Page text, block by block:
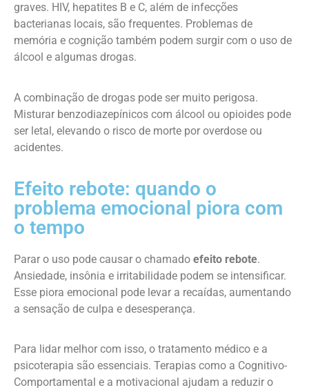
graves. HIV, hepatites B e C, além de infecções
bacterianas locais, são frequentes. Problemas de
memória e cognição também podem surgir com o uso de
álcool e algumas drogas.
A combinação de drogas pode ser muito perigosa.
Misturar benzodiazepínicos com álcool ou opioides pode
ser letal, elevando o risco de morte por overdose ou
acidentes.
Efeito rebote: quando o
problema emocional piora com
o tempo
Parar o uso pode causar o chamado efeito rebote.
Ansiedade, insônia e irritabilidade podem se intensificar.
Esse piora emocional pode levar a recaídas, aumentando
a sensação de culpa e desesperança.
Para lidar melhor com isso, o tratamento médico e a
psicoterapia são essenciais. Terapias como a Cognitivo-
Comportamental e a motivacional ajudam a reduzir o